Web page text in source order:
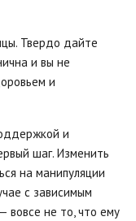
Твердо дайте
и вы не
и
и
шаг. Изменить
на манипуляции
с зависимым
вовсе не то, что ему